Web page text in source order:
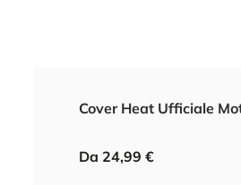
Cover Heat Ufficiale
Da 24,99 €